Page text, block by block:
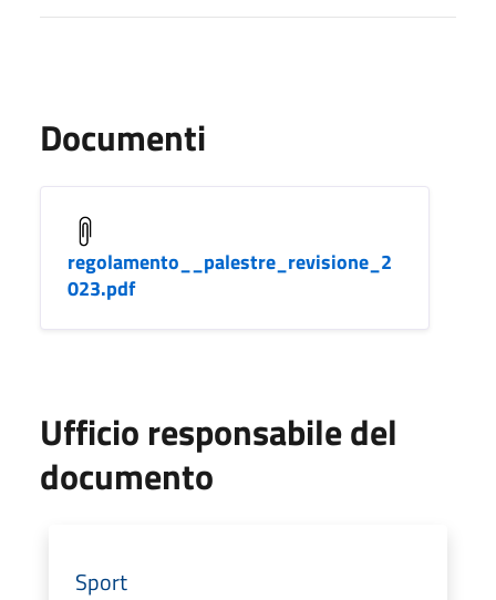
Documenti
regolamento__palestre_revisione_2
023.pdf
Ufficio responsabile del
documento
Sport